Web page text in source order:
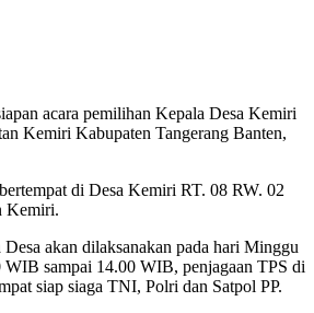
acara pemilihan Kepala Desa Kemiri
Kemiri Kabupaten Tangerang Banten,
di Desa Kemiri RT. 08 RW. 02
Kemiri.
akan dilaksanakan pada hari Minggu
sampai 14.00 WIB, penjagaan TPS di
siap siaga TNI, Polri dan Satpol PP.